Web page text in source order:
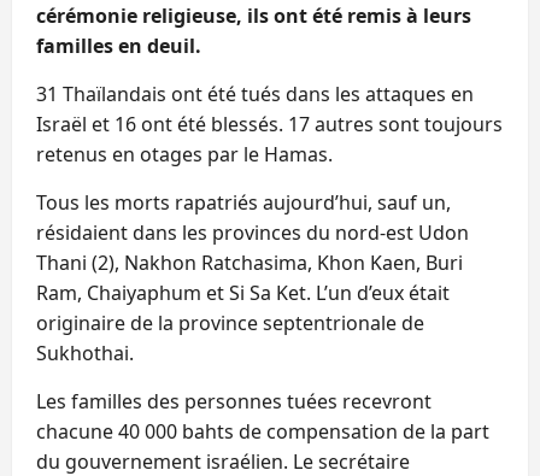
cérémonie religieuse, ils ont été remis à leurs
familles en deuil.
31 Thaïlandais ont été tués dans les attaques en
Israël et 16 ont été blessés. 17 autres sont toujours
retenus en otages par le Hamas.
Tous les morts rapatriés aujourd’hui, sauf un,
résidaient dans les provinces du nord-est Udon
Thani (2), Nakhon Ratchasima, Khon Kaen, Buri
Ram, Chaiyaphum et Si Sa Ket. L’un d’eux était
originaire de la province septentrionale de
Sukhothai.
Les familles des personnes tuées recevront
chacune 40 000 bahts de compensation de la part
du gouvernement israélien. Le secrétaire